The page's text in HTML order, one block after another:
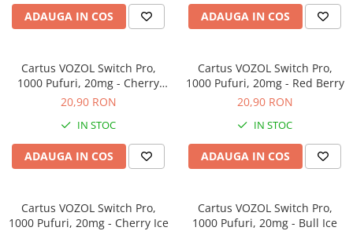
ADAUGA IN COS ADAUGA IN COS
Cartus VOZOL Switch Pro,
1000 Pufuri, 20mg - Cherry
Cola
20,90 RON
IN STOC
ADAUGA IN COS
Cartus VOZOL Switch Pro,
1000 Pufuri, 20mg - Red Berry
20,90 RON
IN STOC
ADAUGA IN COS
Cartus VOZOL Switch Pro,
1000 Pufuri, 20mg - Cherry Ice
Cartus VOZOL Switch Pro,
1000 Pufuri, 20mg - Bull Ice